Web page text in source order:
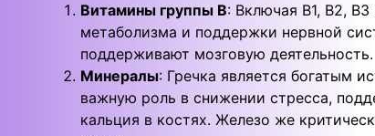
Витамины группы В: Включая В1, В2,
метаболизма и поддержки нервной
поддерживают мозговую деятельность.
Минералы: Гречка является богатым
важную роль в снижении стресса,
кальция в костях. Железо же